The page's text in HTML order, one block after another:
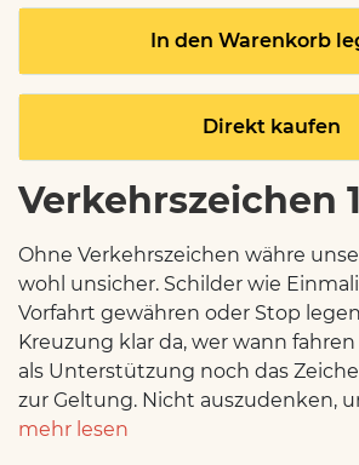
In den Warenkorb
Direkt kaufen
Verkehrszeichen 1
Ohne Verkehrszeichen währe
wohl unsicher. Schilder wie
Vorfahrt gewähren oder Stop
Kreuzung klar da, wer wann
als Unterstützung noch das
zur Geltung. Nicht auszudenken,
mehr lesen